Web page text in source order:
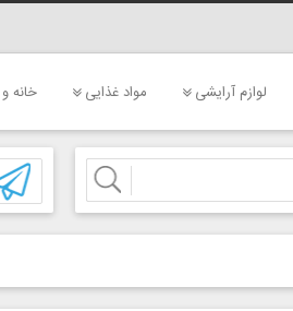
لوازم آرایشی مواد غذایی خانه